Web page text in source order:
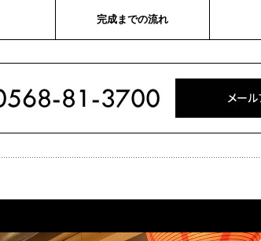
完成までの流れ